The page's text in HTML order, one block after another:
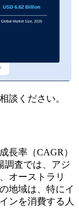
談ください。
長率（CAGR）
調査では、アジ
オーストラリ
地域は、特にイ
ンを消費する人